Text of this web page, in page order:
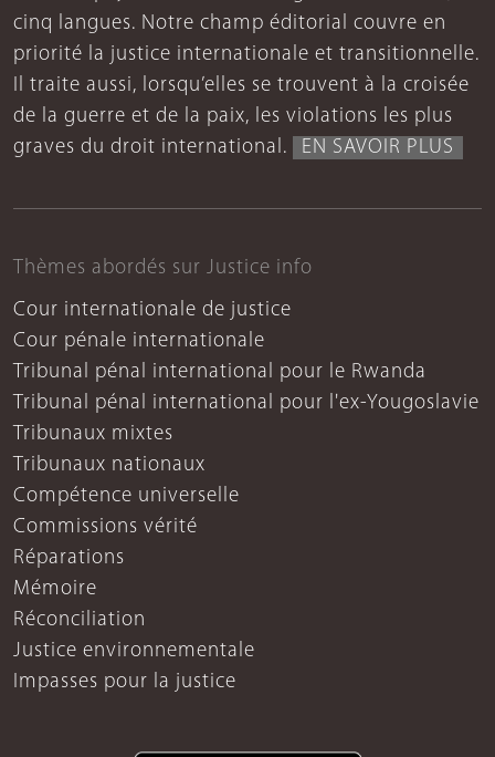
cinq langues. Notre champ éditorial couvre en
priorité la justice internationale et transitionnelle.
Il traite aussi, lorsqu’elles se trouvent à la croisée
de la guerre et de la paix, les violations les plus
graves du droit international.
EN SAVOIR PLUS
Thèmes abordés sur Justice info
Cour internationale de justice
Cour pénale internationale
Tribunal pénal international pour le Rwanda
Tribunal pénal international pour l'ex-Yougoslavie
Tribunaux mixtes
Tribunaux nationaux
Compétence universelle
Commissions vérité
Réparations
Mémoire
Réconciliation
Justice environnementale
Impasses pour la justice